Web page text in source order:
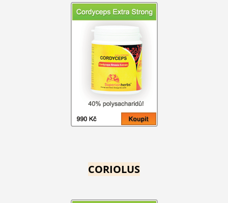
CORIOLUS